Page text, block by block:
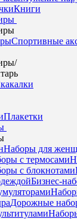
Книги
Спортивные
/
Плакетки
Наборы для
с термосами
с блокнотами
Бизнес-
Дорожные